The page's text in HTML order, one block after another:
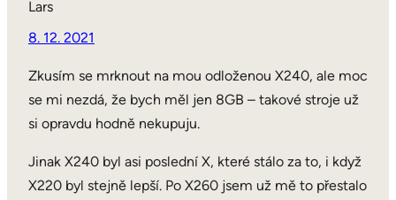
Lars
8. 12. 2021
Zkusím se mrknout na mou odloženou X240, ale moc
se mi nezdá, že bych měl jen 8GB – takové stroje už
si opravdu hodně nekupuju.
Jinak X240 byl asi poslední X, které stálo za to, i když
X220 byl stejně lepší. Po X260 jsem už mě to přestalo